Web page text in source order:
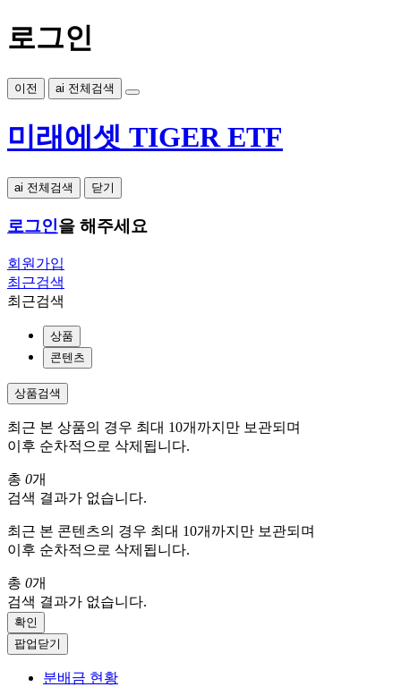
로그인
이전 ai 전체검색
미래에셋 TIGER ETF
ai 전체검색 닫기
로그인을 해주세요
회원가입
최근검색
최근검색
상품
콘텐츠
상품검색
최근 본 상품의 경우 최대 10개까지만 보관되며
이후 순차적으로 삭제됩니다.
총 0개
검색 결과가 없습니다.
최근 본 콘텐츠의 경우 최대 10개까지만 보관되며
이후 순차적으로 삭제됩니다.
총 0개
검색 결과가 없습니다.
확인
팝업닫기
분배금 현황